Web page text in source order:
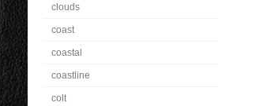
clouds
coast
coastal
coastline
colt